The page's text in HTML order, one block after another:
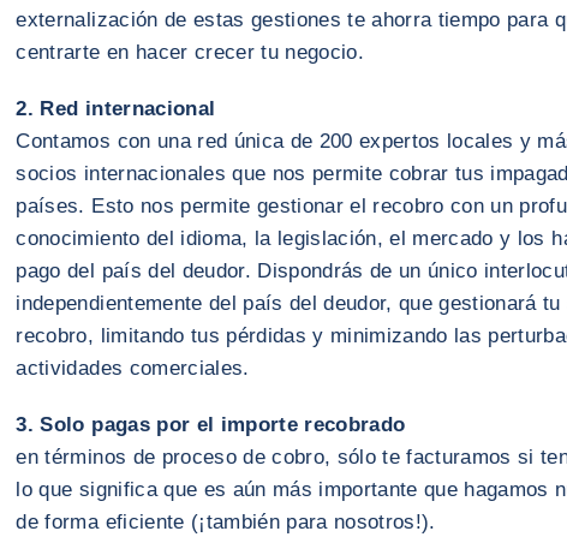
externalización de estas gestiones te ahorra tiempo para
centrarte en hacer crecer tu negocio.
2. Red internacional
Contamos con una red única de 200 expertos locales y
socios internacionales que nos permite cobrar tus
países. Esto nos permite gestionar el recobro con un
conocimiento del idioma, la legislación, el mercado y los
pago del país del deudor. Dispondrás de un único
independientemente del país del deudor, que gestionará
recobro, limitando tus pérdidas y minimizando las
actividades comerciales.
3. Solo pagas por el importe recobrado
en términos de proceso de cobro, sólo te facturamos si
lo que significa que es aún más importante que hagamos
de forma eficiente (¡también para nosotros!).